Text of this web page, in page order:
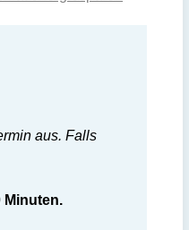
aus. Falls
Minuten.